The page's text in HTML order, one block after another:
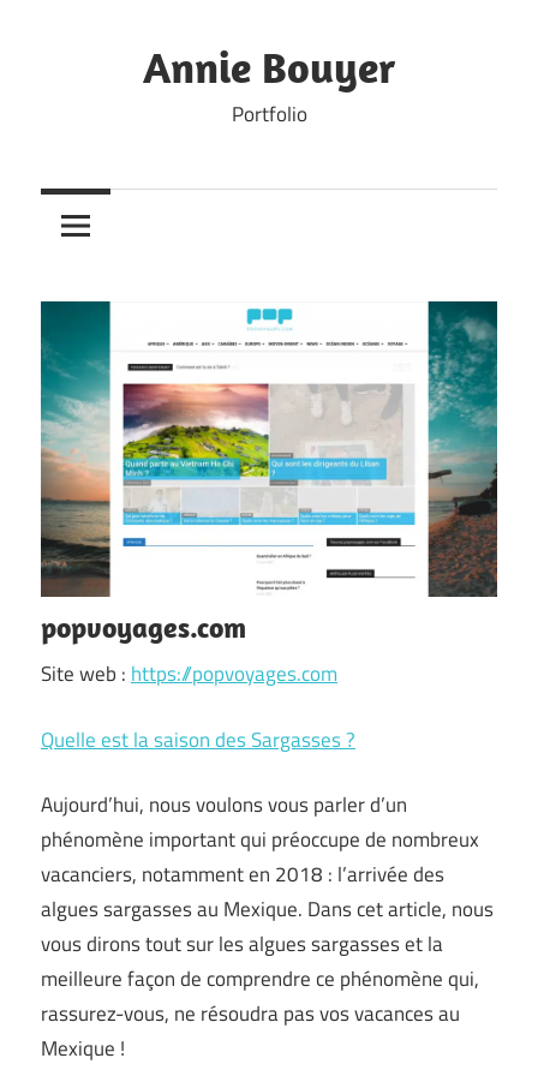
Annie Bouyer
Portfolio
popvoyages.com
Site web : https://popvoyages.com
Quelle est la saison des Sargasses ?
Aujourd’hui, nous voulons vous parler d’un
phénomène important qui préoccupe de nombreux
vacanciers, notamment en 2018 : l’arrivée des
algues sargasses au Mexique. Dans cet article, nous
vous dirons tout sur les algues sargasses et la
meilleure façon de comprendre ce phénomène qui,
rassurez-vous, ne résoudra pas vos vacances au
Mexique !